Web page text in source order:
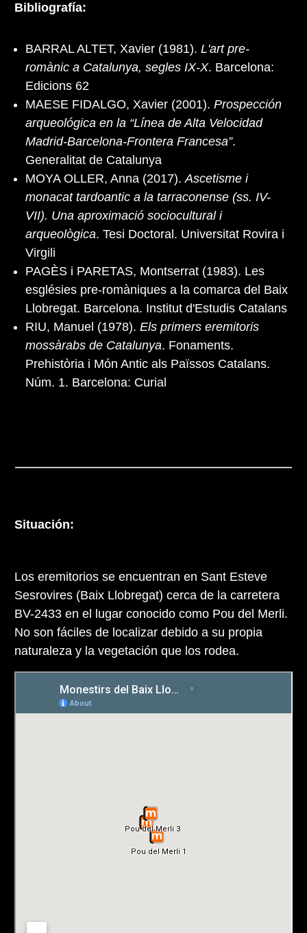
Bibliografía:
BARRAL ALTET, Xavier (1981). L'art pre-
romànic a Catalunya, segles IX-X. Barcelona:
Edicions 62
MAESE FIDALGO, Xavier (2001). Prospección
arqueológica en la “Línea de Alta Velocidad
Madrid-Barcelona-Frontera Francesa”.
Generalitat de Catalunya
MOYA OLLER, Anna (2017).Ascetisme i
monacat tardoantic a la tarraconense (ss. IV-
VII). Una aproximació sociocultural i
arqueològica. Tesi Doctoral. Universitat Rovira i
Virgili
PAGÈS i PARETAS, Montserrat (1983). Les
esglésies pre-romàniques a la comarca del Baix
Llobregat. Barcelona. Institut d'Estudis Catalans
RIU, Manuel (1978). Els primers eremitoris
mossàrabs de Catalunya. Fonaments.
Prehistòria i Món Antic als Païssos Catalans.
Núm. 1. Barcelona: Curial
Situación:
Los eremitorios se encuentran en Sant Esteve
Sesrovires (Baix Llobregat) cerca de la carretera
BV-2433 en el lugar conocido como Pou del Merli.
No son fáciles de localizar debido a su propia
naturaleza y la vegetación que los rodea.